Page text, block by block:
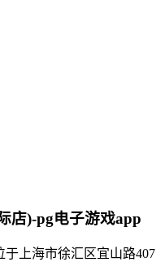
店)-pg电子游戏app
于上海市徐汇区宜山路407